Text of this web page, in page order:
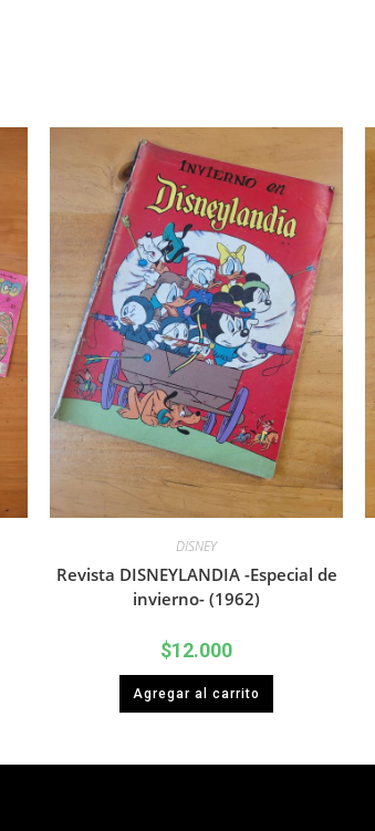
DISNEY
Revista DISNEYLANDIA -Especial de
invierno- (1962)
$12.000
Agregar al carrito